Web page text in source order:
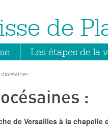
de
Les étapes de la
diocésaines :
:
de Versailles à la chapelle